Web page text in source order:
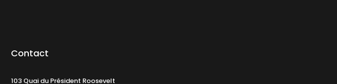
Contact
103 Quai du Président Roosevelt